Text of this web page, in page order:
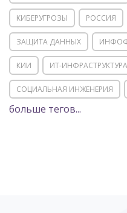
КИБЕРУГРОЗЫ РОССИЯ
ЗАЩИТА ДАННЫХ
КИИ ИТ-ИНФРАСТРУКТУРА
СОЦИАЛЬНАЯ ИНЖЕНЕРИЯ
POSITIVE TECHNOLOGIES
больше тегов...